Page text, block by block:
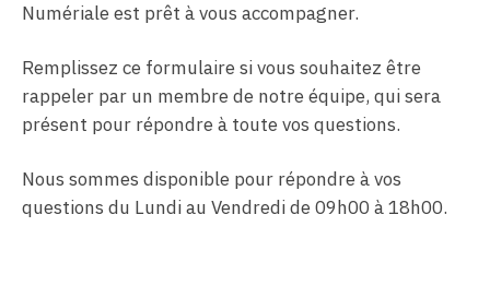
Numériale est prêt à vous accompagner.
Remplissez ce formulaire si vous souhaitez être
rappeler par un membre de notre équipe, qui sera
présent pour répondre à toute vos questions.
Nous sommes disponible pour répondre à vos
questions du Lundi au Vendredi de 09h00 à 18h00.